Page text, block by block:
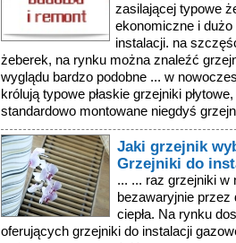
zasilającej typowe
ekonomiczne i
instalacji. na
żeberek, na rynku można znaleźć
wyglądu bardzo podobne ... w
królują typowe płaskie grzejniki
standardowo montowane niegdyś
Jaki grzejnik
Grzejniki do
... ... raz grzejniki w
bezawaryjnie przez
ciepła. Na rynku
oferujących grzejniki do instalacji